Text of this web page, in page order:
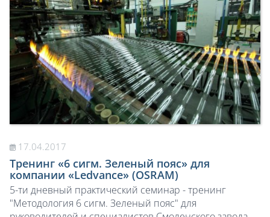
17.04.2017
Тренинг «6 сигм. Зеленый пояс» для
компании «Ledvance» (OSRAM)
5-ти дневный практический семинар - тренинг
"Методология 6 сигм. Зеленый пояс" для